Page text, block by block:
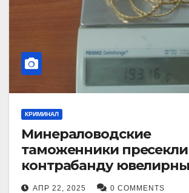
КРИМИНАЛ
Минераловодские
таможенники пресекли
контрабанду
изделий на 2 млн рублей
АПР 22, 2025 0 COMMENTS